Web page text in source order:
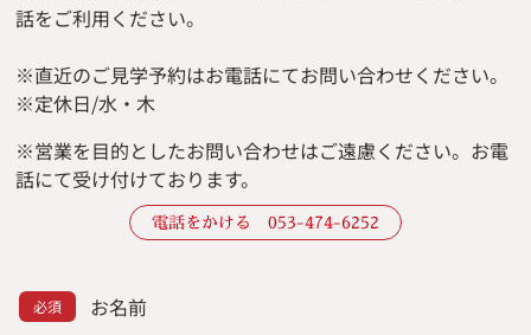
話をご利用ください。
※直近のご見学予約はお電話にてお問い合わせください。
※定休日/水・木
※営業を目的としたお問い合わせはご遠慮ください。 お電
話にて受け付けております。
電話をかける 053-474-6252
お名前